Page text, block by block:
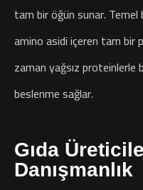
tam bir öğün sunar.
amino asidi içeren tam bir
zaman yağsız proteinlerle
beslenme sağlar.
Gıda
Danışmanlık